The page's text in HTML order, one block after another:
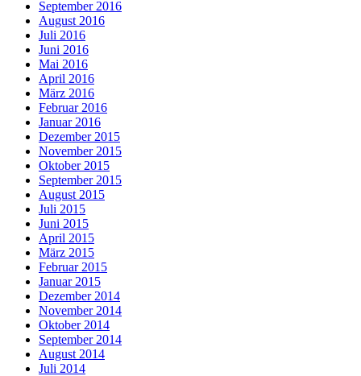
September 2016
August 2016
Juli 2016
Juni 2016
Mai 2016
April 2016
März 2016
Februar 2016
Januar 2016
Dezember 2015
November 2015
Oktober 2015
September 2015
August 2015
Juli 2015
Juni 2015
April 2015
März 2015
Februar 2015
Januar 2015
Dezember 2014
November 2014
Oktober 2014
September 2014
August 2014
Juli 2014